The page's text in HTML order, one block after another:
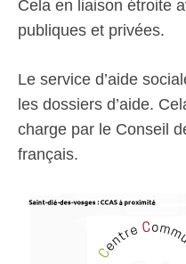
Cela en liaison étroite
publiques et privées.
Le service d’aide
les dossiers d’aide.
charge par le Conseil
français.